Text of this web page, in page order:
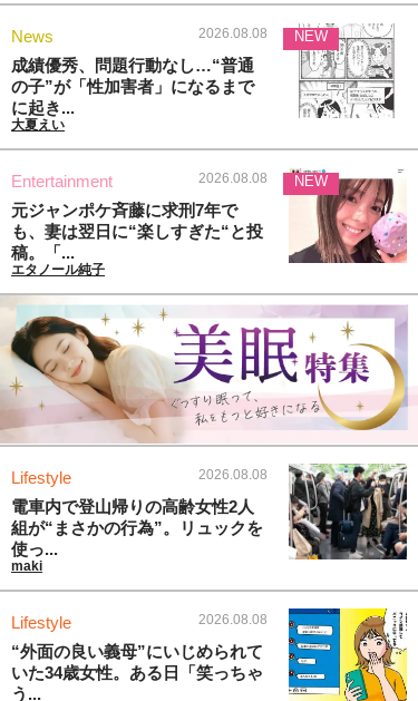
News 2026.08.08
成績優秀、問題行動なし…“普通
の子”が「性加害者」になるまで
に起き...
大夏えい
NEW
Entertainment 2026.08.08
元ジャンポケ斉藤に求刑7年で
も、妻は翌日に“楽しすぎた“と投
稿。「...
エタノール純子
NEW
Lifestyle 2026.08.08
電車内で登山帰りの高齢女性2人
組が“まさかの行為”。リュックを
使っ...
maki
Lifestyle 2026.08.08
“外面の良い義母”にいじめられて
いた34歳女性。ある日「笑っちゃ
う...